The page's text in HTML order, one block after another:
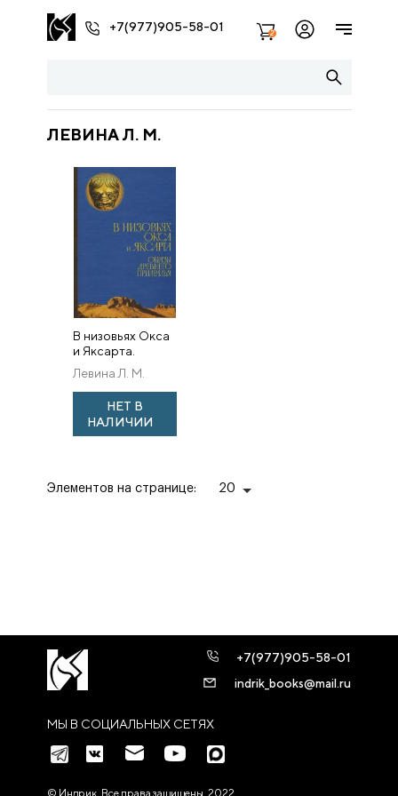
+7(977)905-58-01 2
ЛЕВИНА Л. М.
В низовьях Окса
и Яксарта.
Образы
древнего
Приаралья
Левина Л. М.
НЕТ В
НАЛИЧИИ
Элементов на странице: 20
МЫ В СОЦИАЛЬНЫХ СЕТЯХ
+7(977)905-58-01
indrik_books@mail.ru
© Индрик. Все права защищены, 2022